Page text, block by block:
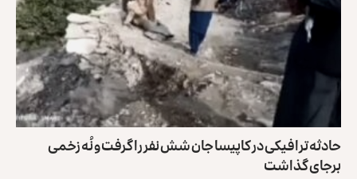
حادثه ترافیکی در کاپیسا جان شش نفر را گرفت و نُه زخمی
برجای گذاشت